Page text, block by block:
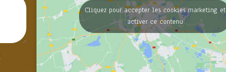
Cliquez pour accepter les cookies marketing et
activer ce contenu